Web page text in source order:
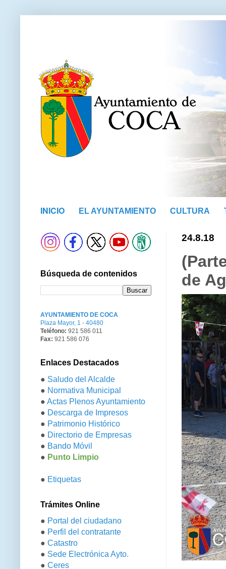
INICIO EL AYUNTAMIENTO CULTURA
24.8.18
de
Búsqueda de contenidos
AYUNTAMIENTO DE COCA
Plaza Mayor, 1 - 40480
Teléfono: 921 586 011
Fax: 921 586 076
Enlaces Destacados
● Saludo del Alcalde
● Normativa Municipal
● Actas Plenos Ayuntamiento
● Descarga de Impresos
● Patrimonio Histórico
● Directorio de Empresas
● Bando Móvil
● Punto Limpio
● Etiquetas
Trámites Online
● Portal del ciudadano
● Perfil del contratante
● Catastro
● Sede Electrónica Ayto.
● Ceres